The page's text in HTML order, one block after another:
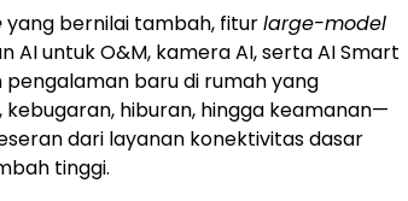
yang bernilai tambah, fiturlarge-model
AI untuk O&M, kamera AI, serta AI Smart
pengalaman baru di rumah yang
, kebugaran, hiburan, hingga keamanan—
dari layanan konektivitas dasar
tinggi.